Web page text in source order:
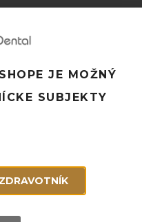
JE MOŽNÝ
SUBJEKTY